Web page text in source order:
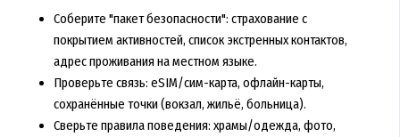
Соберите "пакет безопасности": страхование с
покрытием активностей, список экстренных контактов,
адрес проживания на местном языке.
Проверьте связь: eSIM/сим-карта, офлайн-карты,
сохранённые точки (вокзал, жильё, больница).
Сверьте правила поведения: храмы/одежда, фото,